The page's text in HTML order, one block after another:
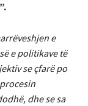
e
e politikave të
se çfarë po
dhe se sa